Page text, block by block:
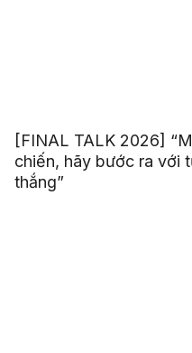
[FINAL TALK 2026]
chiến, hãy bước ra với
thắng”